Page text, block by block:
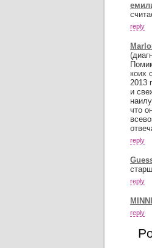
reply
коих
2013
и
что
reply
reply
reply